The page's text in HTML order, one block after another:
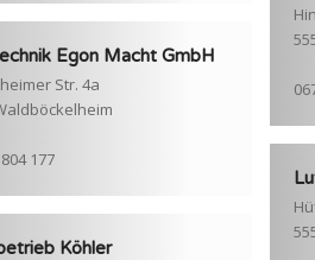
Egon Macht GmbH
Str. 4a
177
Köhler